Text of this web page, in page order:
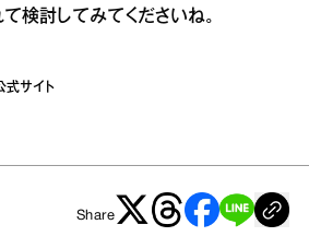
検討してみてくださいね。
式サイト
Share